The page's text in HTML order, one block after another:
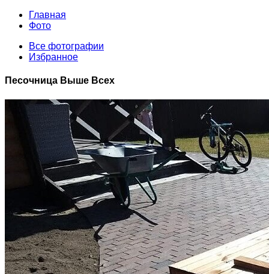
Главная
Фото
Все фотографии
Избранное
Песочница Выше Всех